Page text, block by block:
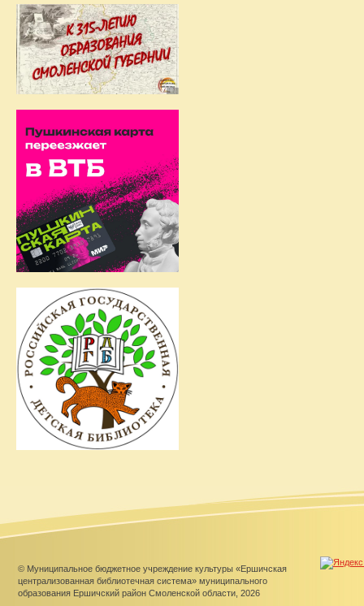
© Муниципальное бюджетное учреждение культуры «Ершичская
централизованная библиотечная система» муниципального
образования Ершичский район Смоленской области, 2026